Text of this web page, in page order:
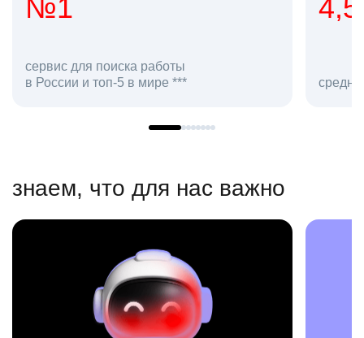
средняя оценка hh.ru как работодателя **
знаем, что для нас важно